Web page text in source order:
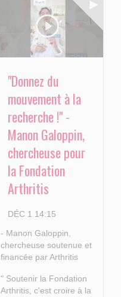
"Donnez du
mouvement à la
recherche !" -
Manon Galoppin,
chercheuse pour
la Fondation
Arthritis
DÉC 1 14:15
- Manon Galoppin,
chercheuse soutenue et
financée par Arthritis
" Soutenir la Fondation
Arthritis, c'est croire à la